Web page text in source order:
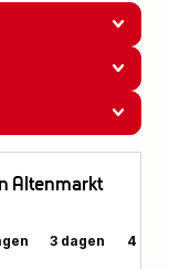
Altenmarkt
3 dagen 4